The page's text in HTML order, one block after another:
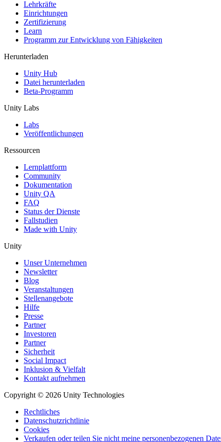
XR-Spiele
XR-Spiele plattformübergreifend starten
Multiplayer-Spiele
Vereinfachte Entwicklung von Multiplayer-Spielen
Lehrkräfte
Einrichtungen
Zertifizierung
Learn
Programm zur Entwicklung von Fähigkeiten
Herunterladen
Unity Hub
Datei herunterladen
Beta-Programm
Unity Labs
Labs
Veröffentlichungen
Ressourcen
Lernplattform
Community
Dokumentation
Unity QA
FAQ
Status der Dienste
Fallstudien
Made with Unity
Unity
Unser Unternehmen
Newsletter
Blog
Veranstaltungen
Stellenangebote
Hilfe
Presse
Partner
Investoren
Partner
Sicherheit
Social Impact
Inklusion & Vielfalt
Kontakt aufnehmen
Copyright © 2026 Unity Technologies
Rechtliches
Datenschutzrichtlinie
Cookies
Verkaufen oder teilen Sie nicht meine personenbezogenen